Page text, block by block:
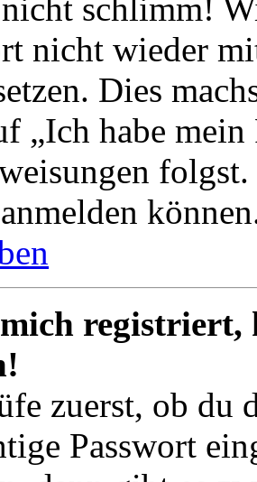
nicht schlimm!
nicht wieder
Dies
„Ich habe
zuerst, ob du
Passwort